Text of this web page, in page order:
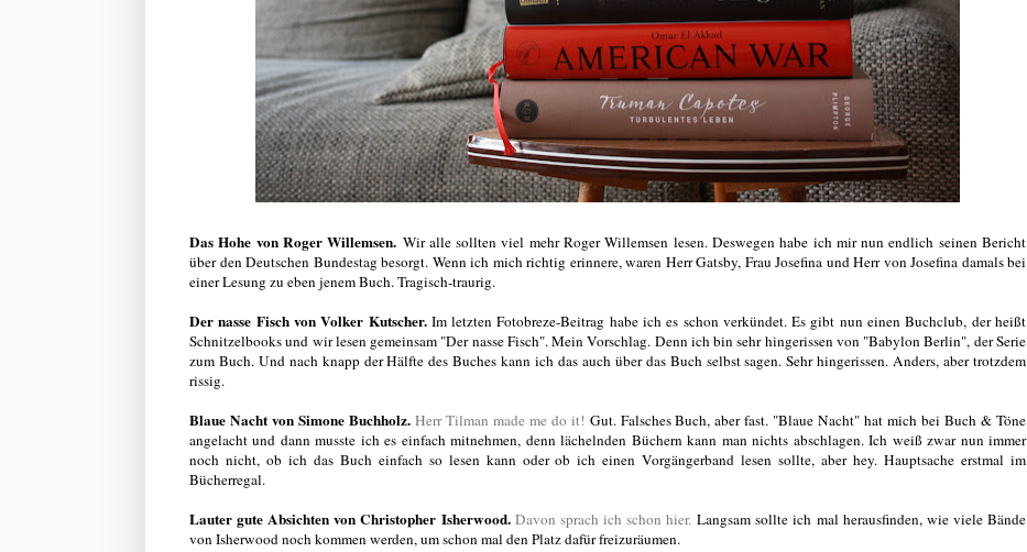
Das Hohe von Roger Willemsen. Wir alle sollten viel mehr Roger Willemsen lesen. Deswegen habe ich mir nun endlich seinen Bericht
über den Deutschen Bundestag besorgt. Wenn ich mich richtig erinnere, waren Herr Gatsby, Frau Josefina und Herr von Josefina damals bei
einer Lesung zu eben jenem Buch. Tragisch-traurig.
Der nasse Fisch von Volker Kutscher.Im letzten Fotobreze-Beitrag habe ich es schon verkündet. Es gibt nun einen Buchclub, der heißt
Schnitzelbooks und wir lesen gemeinsam "Der nasse Fisch". Mein Vorschlag. Denn ich bin sehr hingerissen von "Babylon Berlin", der Serie
zum Buch. Und nach knapp der Hälfte des Buches kann ich das auch über das Buch selbst sagen. Sehr hingerissen. Anders, aber trotzdem
rissig.
Blaue Nacht von Simone Buchholz. Herr Tilman made me do it! Gut. Falsches Buch, aber fast. "Blaue Nacht" hat mich bei Buch & Töne
angelacht und dann musste ich es einfach mitnehmen, denn lächelnden Büchern kann man nichts abschlagen. Ich weiß zwar nun immer
noch nicht, ob ich das Buch einfach so lesen kann oder ob ich einen Vorgängerband lesen sollte, aber hey. Hauptsache erstmal im
Bücherregal.
Lauter gute Absichten von Christopher Isherwood. Davon sprach ich schon hier. Langsam sollte ich mal herausfinden, wie viele Bände
von Isherwood noch kommen werden, um schon mal den Platz dafür freizuräumen.